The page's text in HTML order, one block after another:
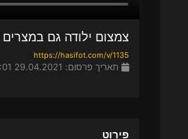
צמצום ילודה גם במצרים 29-04-2021
https://hasifot.com/v/1135
תאריך פרסום: 29.04.2021 06:01
פירוט